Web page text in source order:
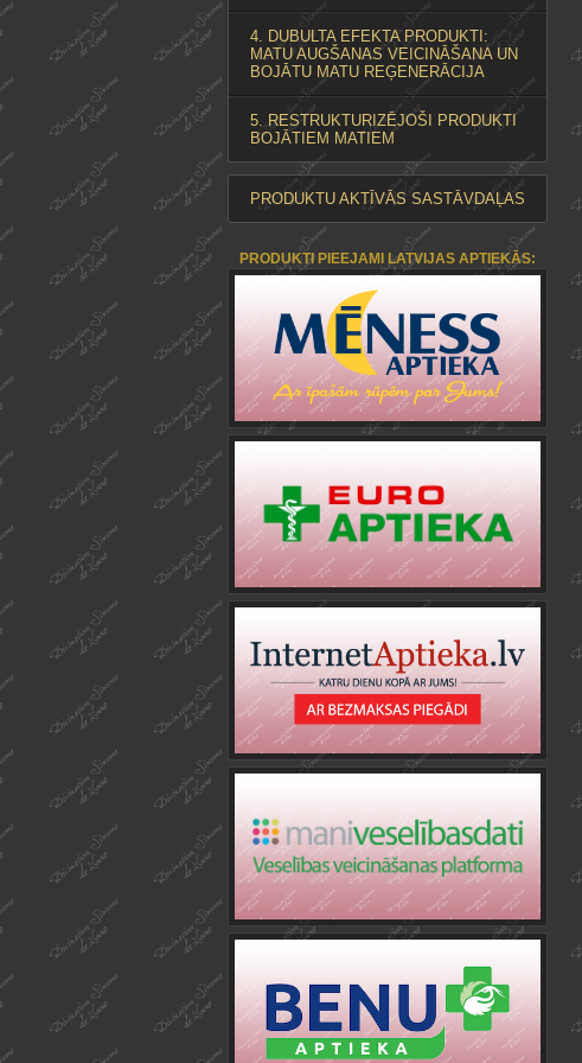
4. DUBULTA EFEKTA PRODUKTI:
MATU AUGŠANAS VEICINĀŠANA UN
BOJĀTU MATU REĢENERĀCIJA
5. RESTRUKTURIZĒJOŠI PRODUKTI
BOJĀTIEM MATIEM
PRODUKTU AKTĪVĀS SASTĀVDAĻAS
PRODUKTI PIEEJAMI LATVIJAS APTIEKĀS: